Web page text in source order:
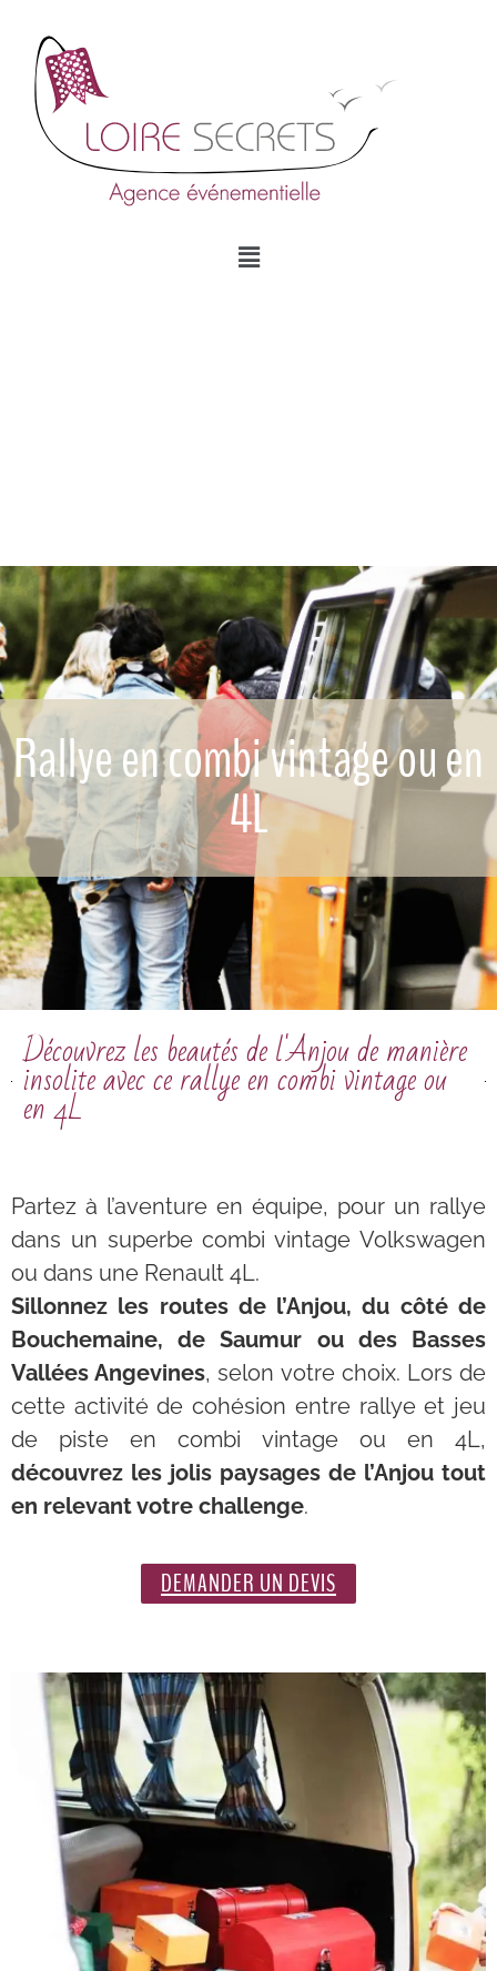
Rallye en combi vintage ou en
4L
Découvrez les beautés de l'Anjou de manière
insolite avec ce rallye en combi vintage ou
en 4L
Partez à l’aventure en équipe, pour un rallye
dans un superbe combi vintage Volkswagen
ou dans une Renault 4L.
Sillonnez les routes de l’Anjou, du côté de
Bouchemaine, de Saumur ou des Basses
Vallées Angevines, selon votre choix. Lors de
cette activité de cohésion entre rallye et jeu
de piste en combi vintage ou en 4L,
découvrez les jolis paysages de l’Anjou tout
en relevant votre challenge.
DEMANDER UN DEVIS